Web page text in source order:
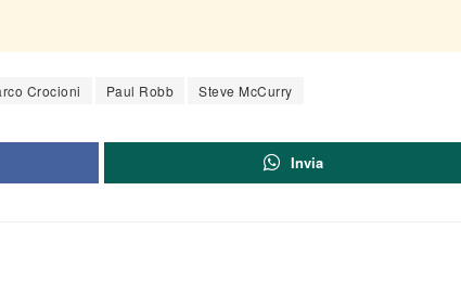
Crocioni Paul Robb Steve McCurry
Invia